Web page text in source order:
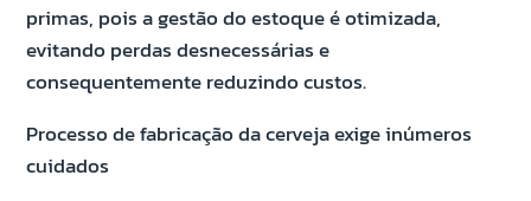
primas, pois a gestão do estoque é otimizada,
evitando perdas desnecessárias e
consequentemente reduzindo custos.
Processo de fabricação da cerveja exige inúmeros
cuidados